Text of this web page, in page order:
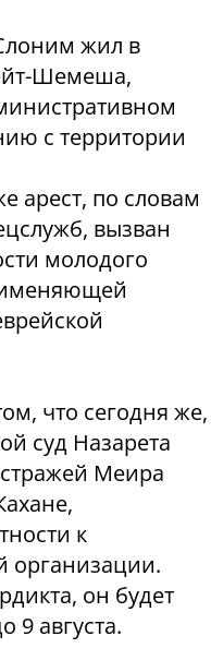
жил в
Шемеша,
с территории
арест, по словам
вызван
молодого
что сегодня же,
суд ​​Назарета
Меира
к
организации.
он будет
9 августа.